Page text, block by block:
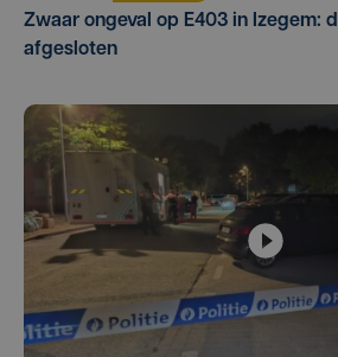
Zwaar ongeval op E403 in Izegem:
afgesloten